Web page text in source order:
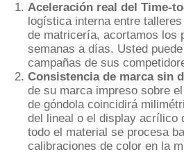
Aceleración real del Time-
logística interna entre
de matricería, acortamos los
semanas a días. Usted
campañas de sus
Consistencia de marca sin
de su marca impreso sobre
de góndola coincidirá
del lineal o el display acrílico
todo el material se procesa
calibraciones de color en la